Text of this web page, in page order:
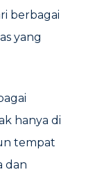
berbagai
yang
hanya di
tempat
dan